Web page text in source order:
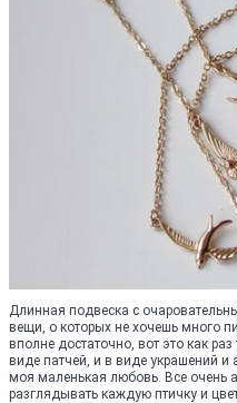
Длинная подвеска с
вещи, о которых не хочешь много
вполне достаточно, вот это как
виде патчей, и в виде украшений и
моя маленькая любовь. Все очень
разглядывать каждую птичку и